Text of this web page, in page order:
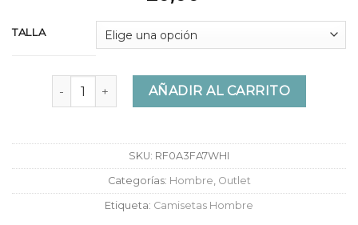
TALLA
MC KEY TEEN WHITE cantidad
AÑADIR AL CARRITO
SKU: RF0A3FA7WHI
Categorías: Hombre, Outlet
Etiqueta: Camisetas Hombre